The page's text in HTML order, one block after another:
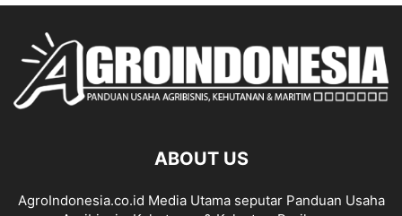
ABOUT US
AgroIndonesia.co.id Media Utama seputar Panduan Usaha